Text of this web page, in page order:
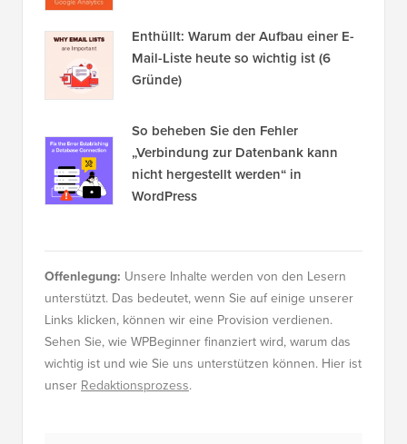
Enthüllt: Warum der Aufbau einer E-
Mail-Liste heute so wichtig ist (6
Gründe)
So beheben Sie den Fehler
„Verbindung zur Datenbank kann
nicht hergestellt werden“ in
WordPress
Offenlegung: Unsere Inhalte werden von den Lesern
unterstützt. Das bedeutet, wenn Sie auf einige unserer
Links klicken, können wir eine Provision verdienen.
Sehen Sie, wie WPBeginner finanziert wird, warum das
wichtig ist und wie Sie uns unterstützen können. Hier ist
unser Redaktionsprozess.